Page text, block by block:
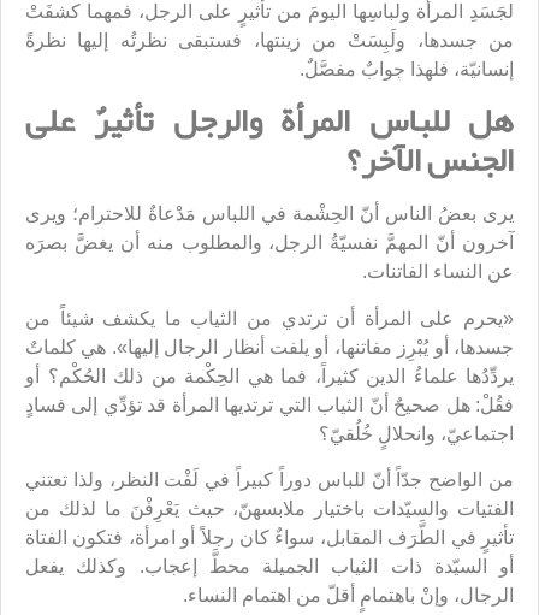
لجَسَدِ المرأة ولباسِها اليومَ من تأثيرٍ على الرجل، فمهما كشفَتْ
من جسدها، ولَبِسَتْ من زينتها، فستبقى نظرتُه إليها نظرةً
إنسانيّة، فلهذا جوابٌ مفصَّلٌ.
هل للباس المرأة والرجل تأثيرٌ على
الجنس الآخر؟
يرى بعضُ الناس أنّ الحِشْمة في اللباس مَدْعاةٌ للاحترام؛ ويرى
آخرون أنّ المهمَّ نفسيّةُ الرجل، والمطلوب منه أن يغضَّ بصرَه
عن النساء الفاتنات.
«يحرم على المرأة أن ترتدي من الثياب ما يكشف شيئاً من
جسدها، أو يُبْرِز مفاتنها، أو يلفت أنظار الرجال إليها». هي كلماتٌ
يردِّدُها علماءُ الدين كثيراً، فما هي الحِكْمة من ذلك الحُكْم؟ أو
فقُلْ: هل صحيحٌ أنّ الثياب التي ترتديها المرأة قد تؤدِّي إلى فسادٍ
اجتماعيّ، وانحلالٍ خُلُقيّ؟
من الواضح جدّاً أنّ للباس دوراً كبيراً في لَفْت النظر، ولذا تعتني
الفتيات والسيّدات باختيار ملابسهنّ، حيث يَعْرِفْنَ ما لذلك من
تأثيرٍ في الطَّرَف المقابل، سواءٌ كان رجلاً أو امرأة، فتكون الفتاة
أو السيّدة ذات الثياب الجميلة محطَّ إعجاب. وكذلك يفعل
الرجال، وإنْ باهتمامٍ أقلّ من اهتمام النساء.